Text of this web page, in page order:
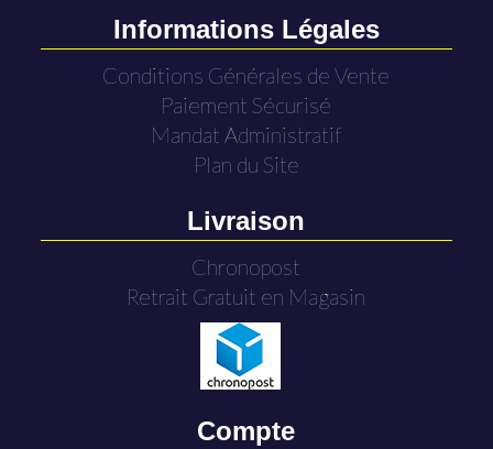
Informations Légales
Conditions Générales de Vente
Paiement Sécurisé
Mandat Administratif
Plan du Site
Livraison
Chronopost
Retrait Gratuit en Magasin
Compte